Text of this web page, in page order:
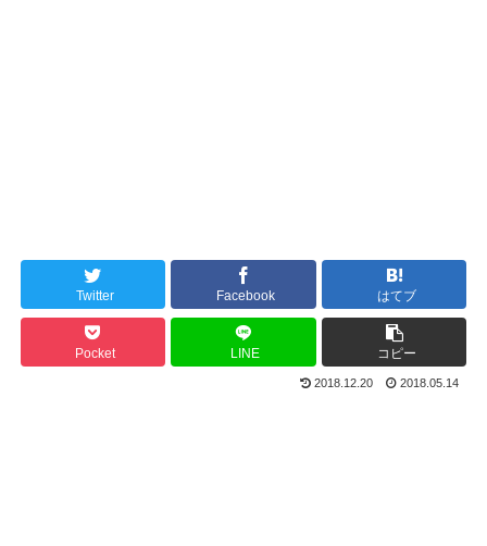
Twitter Facebook はてブ
Pocket LINE コピー
2018.12.20 2018.05.14